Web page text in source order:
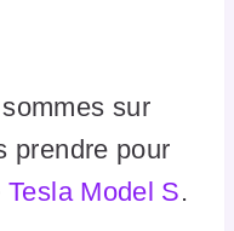
sur
prendre pour
Tesla Model S.